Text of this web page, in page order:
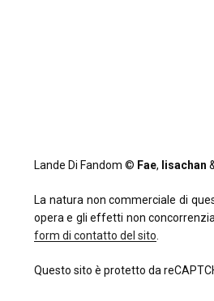
Lande Di Fandom © Fae, lisachan
La natura non commerciale di
opera e gli effetti non
form di contatto del sito.
Questo sito è protetto da